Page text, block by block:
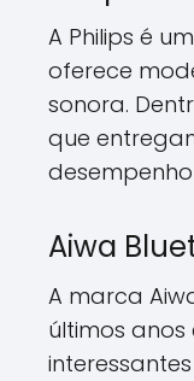
A Philips é
oferece
sonora.
que
Aiwa
A marca
últimos